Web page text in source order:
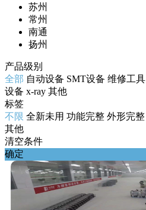
苏州
常州
南通
扬州
产品级别
全部 自动设备 SMT设备 维修工具
设备 x-ray 其他
标签
不限 全新未用 功能完整 外形完整
其他
清空条件
确定